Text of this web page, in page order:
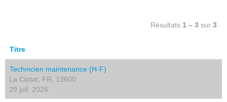
Résultats 1 – 3 sur 3
Titre
Technicien maintenance (H-F)
La Ciotat, FR, 13600
29 juil. 2026